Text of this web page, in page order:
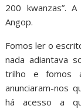
200 kwanzas”.
Angop.
Fomos ler o
nada adiantava
trilho e fomos
anunciaram-nos
há acesso a